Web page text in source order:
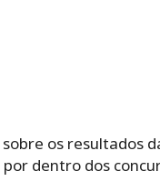
os resultados
dentro dos